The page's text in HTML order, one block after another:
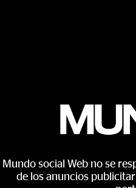
Mundo social Web no se
de los anuncios